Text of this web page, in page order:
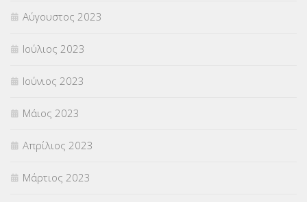
Αύγουστος 2023
Ιούλιος 2023
Ιούνιος 2023
Μάιος 2023
Απρίλιος 2023
Μάρτιος 2023